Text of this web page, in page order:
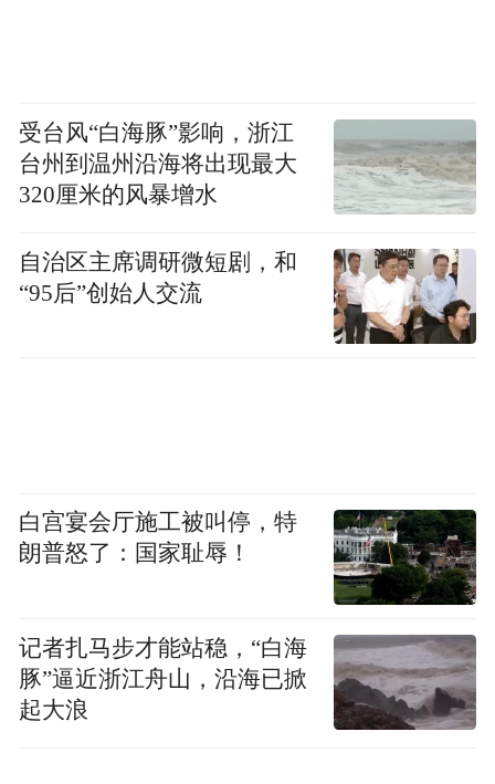
受台风“白海豚”影响，浙江
台州到温州沿海将出现最大
320厘米的风暴增水
自治区主席调研微短剧，和
“95后”创始人交流
白宫宴会厅施工被叫停，特
朗普怒了：国家耻辱！
记者扎马步才能站稳，“白海
豚”逼近浙江舟山，沿海已掀
起大浪